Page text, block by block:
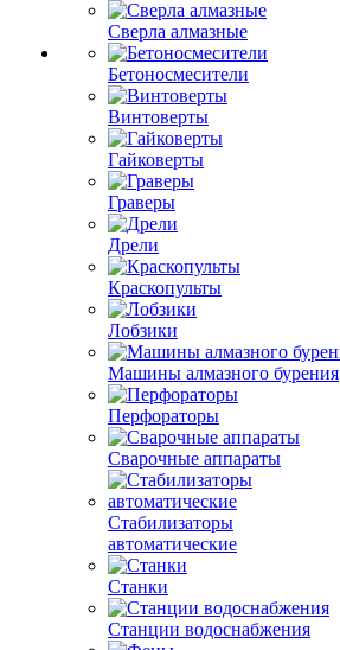
Сверла алмазные
Бетоносмесители
Винтоверты
Гайковерты
Граверы
Дрели
Краскопульты
Лобзики
Машины алмазного бурения
Перфораторы
Сварочные аппараты
Стабилизаторы
автоматические
Станки
Станции водоснабжения